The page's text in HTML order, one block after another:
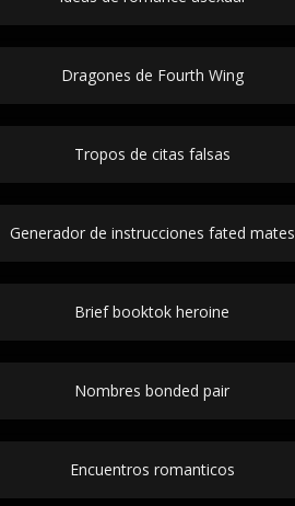
Dragones de Fourth Wing
Tropos de citas falsas
Generador de instrucciones fated mates
Brief booktok heroine
Nombres bonded pair
Encuentros romanticos